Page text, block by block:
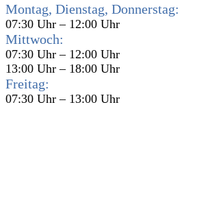
Montag, Dienstag, Donnerstag:
07:30 Uhr – 12:00 Uhr
Mittwoch:
07:30 Uhr – 12:00 Uhr
13:00 Uhr – 18:00 Uhr
Freitag:
07:30 Uhr – 13:00 Uhr